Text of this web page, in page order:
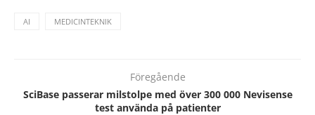
AI MEDICINTEKNIK
Föregående
SciBase passerar milstolpe med över 300 000 Nevisense
test använda på patienter